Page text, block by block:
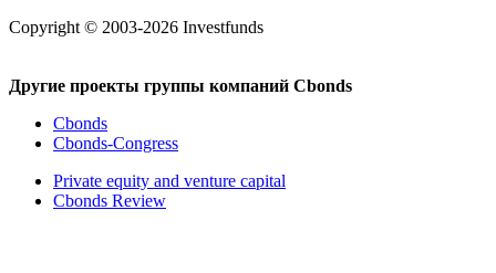
Copyright © 2003-2026 Investfunds
Другие проекты группы компаний Cbonds
Cbonds
Cbonds-Congress
Private equity and venture capital
Cbonds Review